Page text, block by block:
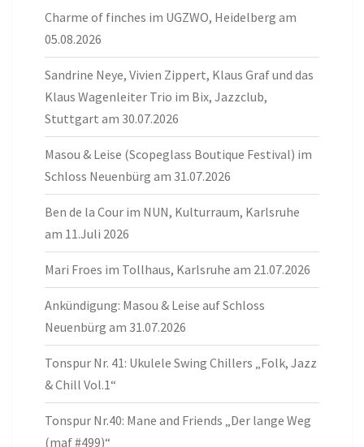
Charme of finches im UGZWO, Heidelberg am
05.08.2026
Sandrine Neye, Vivien Zippert, Klaus Graf und das
Klaus Wagenleiter Trio im Bix, Jazzclub,
Stuttgart am 30.07.2026
Masou & Leise (Scopeglass Boutique Festival) im
Schloss Neuenbürg am 31.07.2026
Ben de la Cour im NUN, Kulturraum, Karlsruhe
am 11.Juli 2026
Mari Froes im Tollhaus, Karlsruhe am 21.07.2026
Ankündigung: Masou & Leise auf Schloss
Neuenbürg am 31.07.2026
Tonspur Nr. 41: Ukulele Swing Chillers „Folk, Jazz
& Chill Vol.1“
Tonspur Nr.40: Mane and Friends „Der lange Weg
(maf #499)“